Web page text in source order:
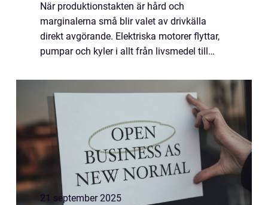
När produktionstakten är hård och
marginalerna små blir valet av drivkälla
direkt avgörande. Elektriska motorer flyttar,
pumpar och kyler i allt från livsmedel till
21 september 2025